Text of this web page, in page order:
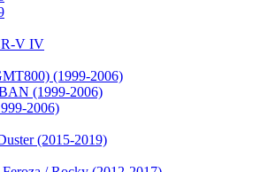
V IV
(1999-2006)
(1999-2006)
2006)
(2015-2019)